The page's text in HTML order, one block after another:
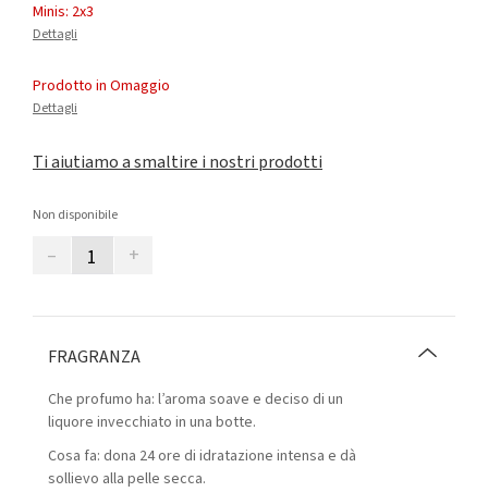
Minis: 2x3
Dettagli
Prodotto in Omaggio
Dettagli
Ti aiutiamo a smaltire i nostri prodotti
Non disponibile
– +
FRAGRANZA
Che profumo ha: l’aroma soave e deciso di un
liquore invecchiato in una botte.
Cosa fa: dona 24 ore di idratazione intensa e dà
sollievo alla pelle secca.